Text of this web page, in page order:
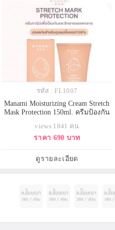
รหัส : FL1007
Manami Moisturizing Cream Stretch
Mask Protection 150ml. ครีมป้องกัน
บำรุงผิวให้นุ่มชุ่มชื่น ลดอาการตึง
และแห้งคันของผิวหนัง ป้องกันริ้ว
สามารถใช้ได้ สารสกัดอ่อนโยนจาก
ธรรมชาติ เห็นผลตั้งแ
views 1841 คน
ราคา 690 บาท
ดูรายละเอียด